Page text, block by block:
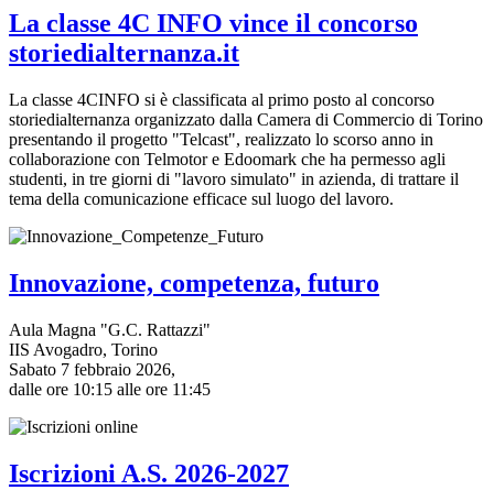
La classe 4C INFO vince il concorso
storiedialternanza.it
La classe 4CINFO si è classificata al primo posto al concorso
storiedialternanza organizzato dalla Camera di Commercio di Torino
presentando il progetto "Telcast", realizzato lo scorso anno in
collaborazione con Telmotor e Edoomark che ha permesso agli
studenti, in tre giorni di "lavoro simulato" in azienda, di trattare il
tema della comunicazione efficace sul luogo del lavoro.
Innovazione, competenza, futuro
Aula Magna "G.C. Rattazzi"
IIS Avogadro, Torino
Sabato 7 febbraio 2026,
dalle ore 10:15 alle ore 11:45
Iscrizioni A.S. 2026-2027